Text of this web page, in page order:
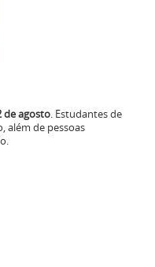
de agosto. Estudantes de
além de pessoas